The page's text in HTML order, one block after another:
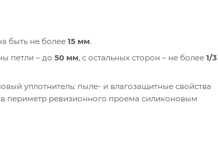
быть не более 15 мм.
петли – до 50 мм, с остальных сторон – не более 1/3
уплотнитель: пыле- и влагозащитные свойства
периметр ревизионного проема силиконовым